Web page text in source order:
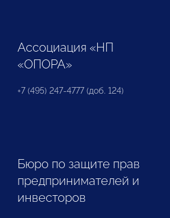
Ассоциация «НП
«ОПОРА»
+7 (495) 247-4777 (доб. 124)
Бюро по защите прав
предпринимателей и
инвесторов